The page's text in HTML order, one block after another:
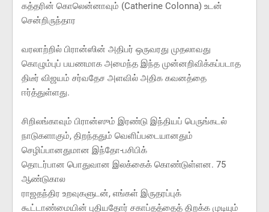
கத்தரின் கொலென்னாவும் (Catherine Colonna) உடன்
சென்றிருந்தார
வரலாற்றில் பிரான்ஸின் அதிபர் ஒருவரது முதலாவது
கொழும்புப் பயணமாக அமைந்த இந்த முன்னறிவிக்கப்படாத
திடீர் விஜயம் சர்வதேச அளவில் அதிக கவனத்தை
ஈர்த்துள்ளது.
சிறிலங்காவும் பிரான்ஸும் இரண்டு இந்தியப் பெருங்கடல்
நாடுகளாகும், திறந்ததும் வெளிப்படையானதும்
செழிப்பானதுமான இந்தோ-பசிபிக்
தொடர்பான பொதுவான இலக்கைக் கொண்டுள்ளன. 75
ஆண்டுகால
ராஜதந்திர உறவுகளுடன், எங்கள் இருதரப்புக்
கூட்டாண்மையின் புதியதோர் சகாப்தத்தைத் திறக்க முடியும்